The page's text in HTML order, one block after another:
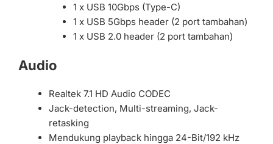
1 x USB 10Gbps (Type-C)
1 x USB 5Gbps header (2 port tambahan)
1 x USB 2.0 header (2 port tambahan)
Audio
Realtek 7.1 HD Audio CODEC
Jack-detection, Multi-streaming, Jack-
retasking
Mendukung playback hingga 24-Bit/192 kHz